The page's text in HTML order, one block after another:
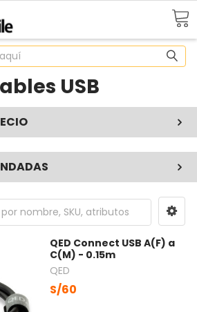
USB
QED Connect USB A(F) a
C(M) - 0.15m
QED
S/60